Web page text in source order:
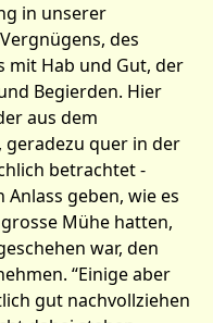
in unserer
des
mit Hab und Gut, der
Begierden. Hier
aus dem
geradezu quer in der
betrachtet -
geben, wie es
Mühe hatten,
war, den
“Einige aber
gut nachvollziehen